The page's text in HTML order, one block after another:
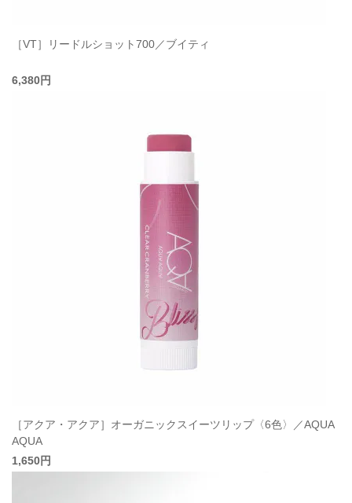
［VT］リードルショット700／ブイティ
6,380円
［アクア・アクア］オーガニックスイーツリップ〈6色〉／AQUA
AQUA
1,650円